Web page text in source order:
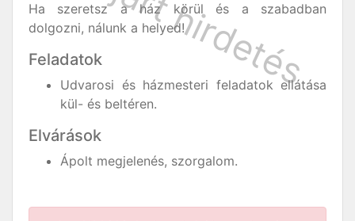
Ha szeretsz a ház körül és a szabadban
dolgozni, nálunk a helyed!
Feladatok
Udvarosi és házmesteri feladatok ellátása
kül- és beltéren.
Elvárások
Ápolt megjelenés, szorgalom.